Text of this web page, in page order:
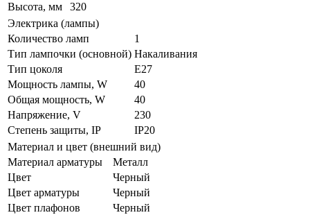
Высота, мм
320
Электрика (лампы)
Количество ламп
1
Тип лампочки (основной) Накаливания
Тип цоколя
E27
Мощность лампы, W
40
Общая мощность, W
40
Напряжение, V
230
Степень защиты, IP
IP20
Материал и цвет (внешний вид)
Материал арматуры
Металл
Цвет
Черный
Цвет арматуры
Черный
Цвет плафонов
Черный